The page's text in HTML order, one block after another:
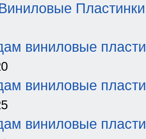
Пластинки
виниловые
виниловые
виниловые